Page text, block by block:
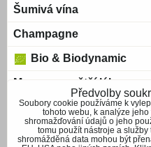
Šumivá vína
Champagne
Bio & Biodynamic
Magnum a větší láhve
Bag-in-Box
Blue wine
Předvolby
Soubory cookie používáme k
tohoto webu, k analýze jeho
shromažďování údajů o jeho
tomu použít nástroje a služby
shromážděná data mohou být